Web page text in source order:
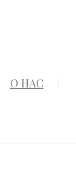
О НАС